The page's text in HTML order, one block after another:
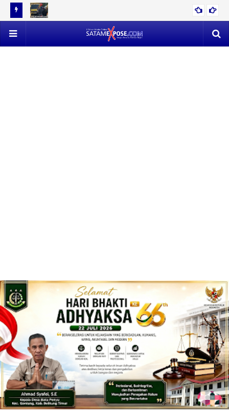
TON
EVAKUASI 53 TON TIMAH MENDAPAT PERLAWANAN SENGIT,
POLISI VS SATLAP TRICAKTI